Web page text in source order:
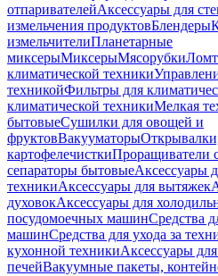
отпаривателейАксессуары для
измельчения продуктовБлендеры
измельчителиПланетарные
миксерыМиксерыМясорубки
климатической техники
техникойФильтры для
климатической техникиМелкая
бытовыеСушилки для овощей и
фруктовВакууматоры
картофелечисткиПроращиватели
сепараторы бытовыеАксессуары
техникиАксессуары для вытяжек
духовокАксессуары для
посудомоечных машинСредства
машинСредства для ухода за
кухонной техникиАксессуары
печейВакуумные пакеты,